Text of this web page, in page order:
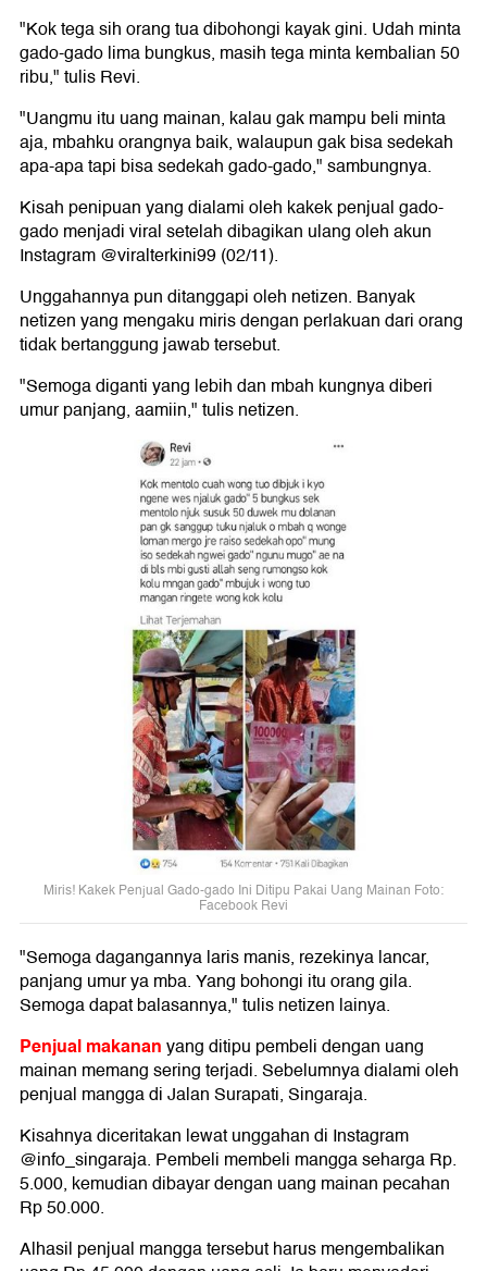
"Kok tega sih orang tua dibohongi kayak gini. Udah minta
gado-gado lima bungkus, masih tega minta kembalian 50
ribu," tulis Revi.
"Uangmu itu uang mainan, kalau gak mampu beli minta
aja, mbahku orangnya baik, walaupun gak bisa sedekah
apa-apa tapi bisa sedekah gado-gado," sambungnya.
Kisah penipuan yang dialami oleh kakek penjual gado-
gado menjadi viral setelah dibagikan ulang oleh akun
Instagram @viralterkini99 (02/11).
Unggahannya pun ditanggapi oleh netizen. Banyak
netizen yang mengaku miris dengan perlakuan dari orang
tidak bertanggung jawab tersebut.
"Semoga diganti yang lebih dan mbah kungnya diberi
umur panjang, aamiin," tulis netizen.
Miris! Kakek Penjual Gado-gado Ini Ditipu Pakai Uang Mainan Foto:
Facebook Revi
"Semoga dagangannya laris manis, rezekinya lancar,
panjang umur ya mba. Yang bohongi itu orang gila.
Semoga dapat balasannya," tulis netizen lainya.
Penjual makananyang ditipu pembeli dengan uang
mainan memang sering terjadi. Sebelumnya dialami oleh
penjual mangga di Jalan Surapati, Singaraja.
Kisahnya diceritakan lewat unggahan di Instagram
@info_singaraja. Pembeli membeli mangga seharga Rp.
5.000, kemudian dibayar dengan uang mainan pecahan
Rp 50.000.
Alhasil penjual mangga tersebut harus mengembalikan